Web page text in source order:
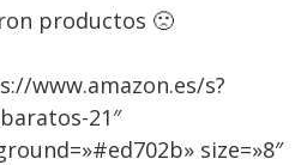
productos 🙁
www.amazon.es/s?
21″
size=»8″